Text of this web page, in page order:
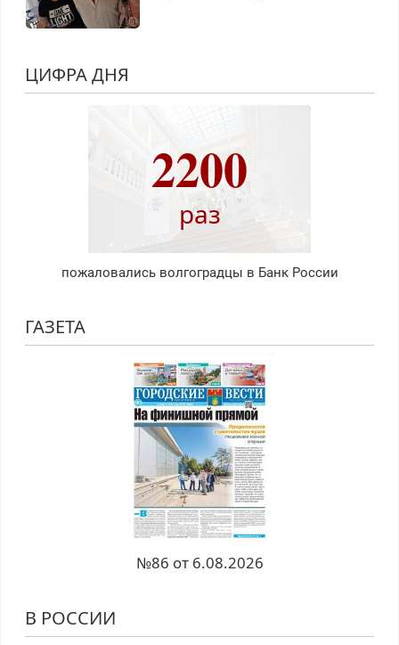
ЦИФРА ДНЯ
2200
раз
пожаловались волгоградцы в Банк России
ГАЗЕТА
№86 от 6.08.2026
В РОССИИ